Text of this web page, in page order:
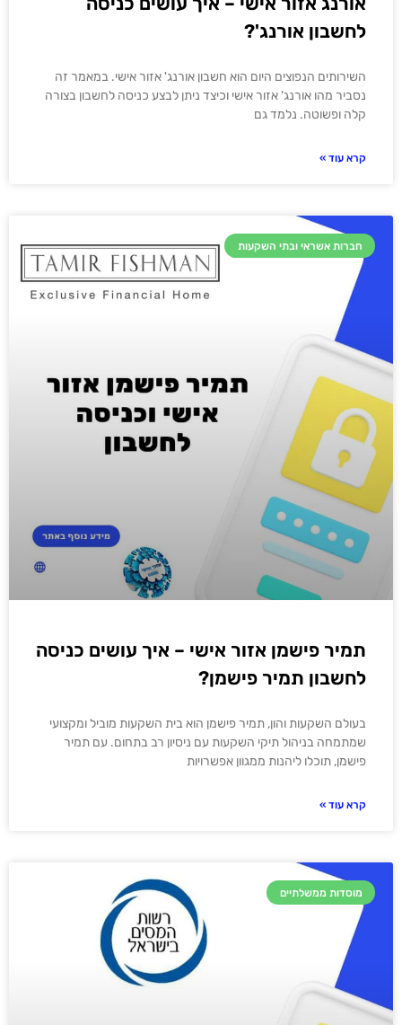
לחשבון אורנג'?
השירותים הנפוצים היום הוא חשבון אורנג' אזור אישי. במאמר זה
נסביר מהו אורנג' אזור אישי וכיצד ניתן לבצע כניסה לחשבון בצורה
קלה ופשוטה. נלמד גם
קרא עוד »
חברות אשראי ובתי השקעות
תמיר פישמן אזור אישי – איך עושים כניסה
לחשבון תמיר פישמן?
בעולם השקעות והון, תמיר פישמן הוא בית השקעות מוביל ומקצועי
שמתמחה בניהול תיקי השקעות עם ניסיון רב בתחום. עם תמיר
פישמן, תוכלו ליהנות ממגוון אפשרויות
קרא עוד »
מוסדות ממשלתיים